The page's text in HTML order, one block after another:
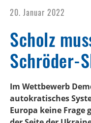
20. Januar 2022
Scholz
Schröder-
Im Wettbewerb
autokratisches
Europa keine Frage